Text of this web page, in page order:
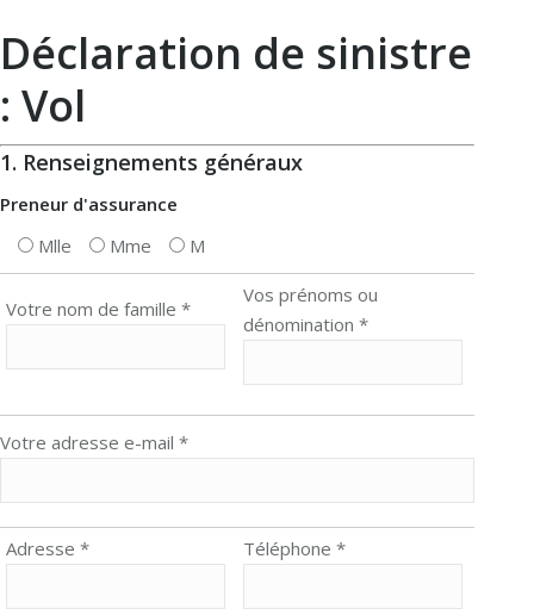
Déclaration de sinistre
: Vol
1. Renseignements généraux
Preneur d'assurance
Mlle
Mme M
Votre nom de famille *
Vos prénoms ou
dénomination *
Votre adresse e-mail *
Adresse * Téléphone *